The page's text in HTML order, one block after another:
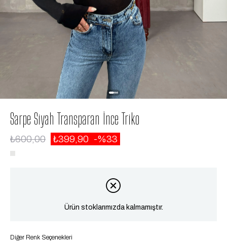
Sarpe Siyah Transparan İnce Triko
₺600,00 ₺399,90 33
Ürün stoklarımızda kalmamıştır.
Diğer Renk Seçenekleri